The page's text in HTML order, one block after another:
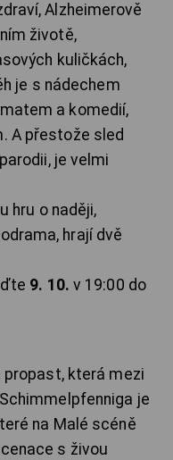
Alzheimerově
životě,
kuličkách,
je s nádechem
a komedií,
A přestože sled
je velmi
hru o naději,
hrají dvě
9. 10. v 19:00 do
propast, která mezi
je
na Malé scéně
s živou